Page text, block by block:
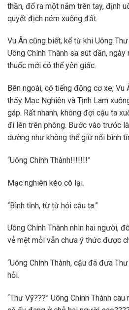
thần, đổ ra một nắm trên tay, định
quyết địch ném xuống đất.
Vu Ân cũng biết, kể từ khi Uông
Uông Chính Thành sa sút dần,
thuốc mới có thể yên giấc.
Bên ngoài, có tiếng động cơ xe, Vu
thấy Mạc Nghiên và Tịnh Lam
gáp. Rất nhanh, không đợi cậu ta
đi lên trên phòng. Bước vào trước
dường như không thể giữ nổi bình
“Uông Chính Thành!!!!!!!”
Mạc nghiên kéo cô lại.
“Bình tĩnh, từ từ hỏi cậu ta.”
Uông Chính Thành nhìn hai người,
vẻ mệt mỏi vẫn chưa ý thức được
“Uông Chính Thành, cậu đã đưa
hỏi.
“Thư Vỹ???” Uông Chính Thành